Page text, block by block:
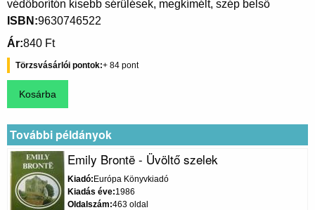
védőborítón kisebb sérülések, megkímélt, szép belső
ISBN 9630746522
Ár 840 Ft
Törzsvásárlói pontok 84
További példányok
Emily Brontë - Üvöltő szelek
Kiadó Európa Könyvkiadó
Kiadás éve 1986
Oldalszám 463 oldal